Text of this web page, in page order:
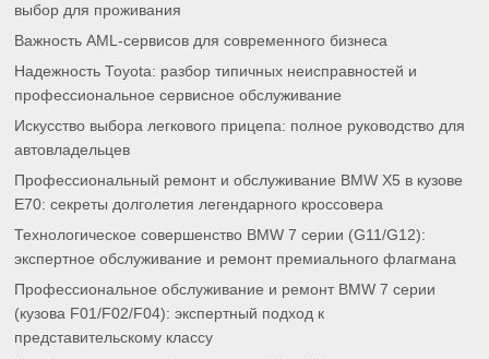
выбор для проживания
Важность AML-сервисов для современного бизнеса
Надежность Toyota: разбор типичных неисправностей и
профессиональное сервисное обслуживание
Искусство выбора легкового прицепа: полное руководство для
автовладельцев
Профессиональный ремонт и обслуживание BMW X5 в кузове
E70: секреты долголетия легендарного кроссовера
Технологическое совершенство BMW 7 серии (G11/G12):
экспертное обслуживание и ремонт премиального флагмана
Профессиональное обслуживание и ремонт BMW 7 серии
(кузова F01/F02/F04): экспертный подход к
представительскому классу